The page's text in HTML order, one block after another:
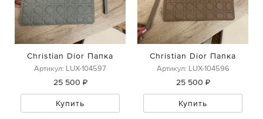
Christian Dior Папка
Артикул: LUX-104597
25 500 ₽
Купить
Christian Dior Папка
Артикул: LUX-104596
25 500 ₽
Купить